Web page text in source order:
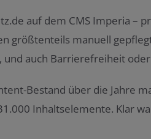
auf dem CMS Imperia –
größtenteils manuell
und auch Barrierefreiheit
Bestand über die Jahre
Inhaltselemente. Klar